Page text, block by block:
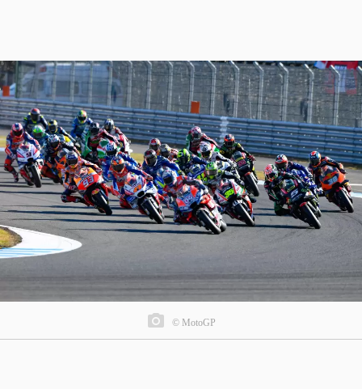
© MotoGP